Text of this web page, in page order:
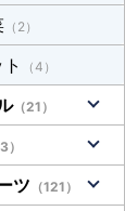
（2）
（4）
（21）
）
ツ （121）